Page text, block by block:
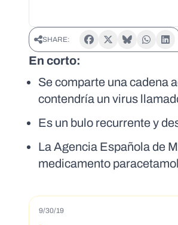
SHARE:
En corto:
Se comparte una cadena
contendría un virus
Es un bulo recurrente y
La Agencia Española de
medicamento
9/30/19